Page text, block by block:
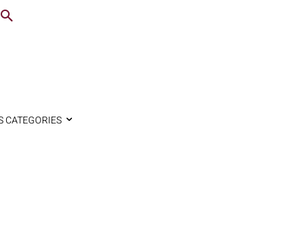
CATEGORIES